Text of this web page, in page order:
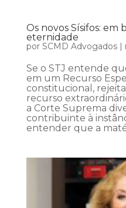
Os novos Sísifos: em
eternidade
por SCMD Advogados|
Se o STJ entende
em um Recurso
constitucional,
recurso
a Corte Suprema
contribuinte à
entender que a